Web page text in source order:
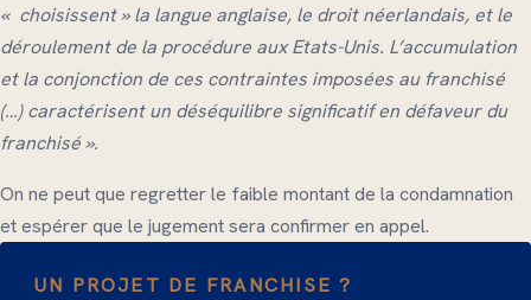
« choisissent » la langue anglaise, le droit néerlandais, et le
déroulement de la procédure aux Etats-Unis. L’accumulation
et la conjonction de ces contraintes imposées au franchisé
(…) caractérisent un déséquilibre significatif en défaveur du
franchisé ».
On ne peut que regretter le faible montant de la condamnation
et espérer que le jugement sera confirmer en appel.
UN PROJET DE FRANCHISE ?